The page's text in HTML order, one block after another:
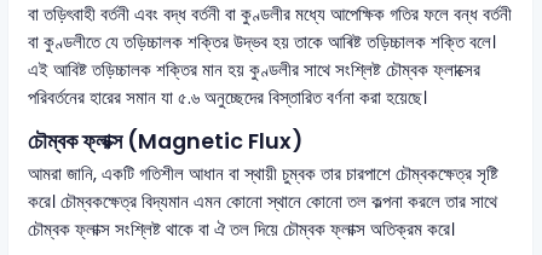
বা তড়িৎবাহী বর্তনী এবং বদ্ধ বর্তনী বা কুণ্ডলীর মধ্যে আপেক্ষিক গতির ফলে বন্ধ বর্তনী
বা কুণ্ডলীতে যে তড়িচ্চালক শক্তির উদ্ভব হয় তাকে আৰিষ্ট তড়িচ্চালক শক্তি বলে।
এই আবিষ্ট তড়িচ্চালক শক্তির মান হয় কুণ্ডলীর সাথে সংশ্লিষ্ট চৌম্বক ফ্লাক্সের
পরিবর্তনের হারের সমান যা ৫.৬ অনুচ্ছেদের বিস্তারিত বর্ণনা করা হয়েছে।
চৌম্বক ফ্লাক্স (Magnetic Flux)
আমরা জানি, একটি গতিশীল আধান বা স্থায়ী চুম্বক তার চারপাশে চৌম্বকক্ষেত্র সৃষ্টি
করে। চৌম্বকক্ষেত্র বিদ্যমান এমন কোনো স্থানে কোনো তল কল্পনা করলে তার সাথে
চৌম্বক ফ্লাক্স সংশ্লিষ্ট থাকে বা ঐ তল দিয়ে চৌম্বক ফ্লাক্স অতিক্রম করে।